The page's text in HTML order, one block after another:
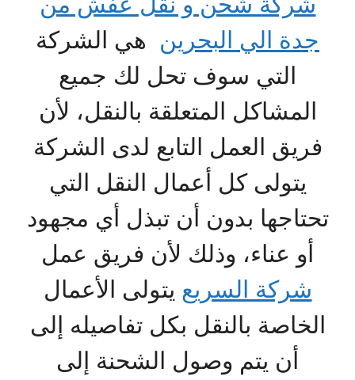
جدة الي البحرين هي الشركة
التي سوف تحل لك جميع
المشاكل المتعلقة بالنقل، لأن
فريق العمل التابع لدى الشركة
يتولى كل أعمال النقل التي
تحتاجها بدون أن تبذل أي مجهود
أو عناء، وذلك لأن فريق عمل
شركة السريع يتولى الأعمال
الخاصة بالنقل بكل تفاصيله إلى
أن يتم وصول الشحنة إلى